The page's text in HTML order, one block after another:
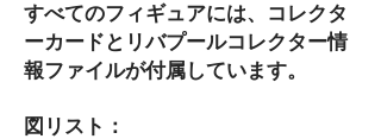
すべてのフィギュアには、コレクタ
ーカードとリバプールコレクター情
報ファイルが付属しています。
図リスト：